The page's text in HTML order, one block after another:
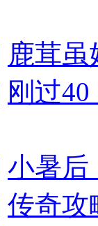
鹿茸
刚过
小暑后
传奇攻